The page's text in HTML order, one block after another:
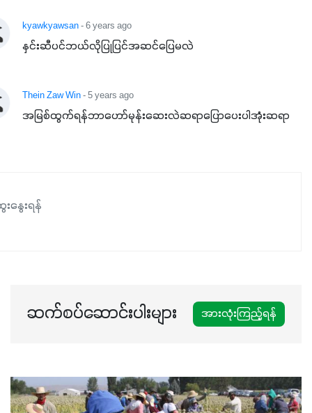
kyawkyawsan- 6 years ago
နှင်းဆီပင်ဘယ်လိုပြုပြင်အဆင်ပြေမလဲ
Thein Zaw Win- 5 years ago
အမြစ်ထွက်ရန်ဘာဟော်မုန်းဆေးလဲဆရာပြောပေးပါအုံးဆရာ
နွေးရန်
ဆက်စပ်ဆောင်းပါးများ အားလုံးကြည့်ရန်